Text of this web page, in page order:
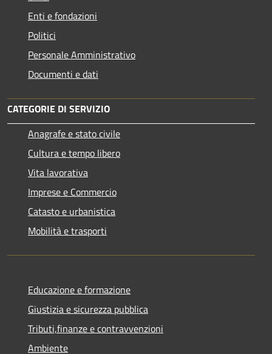
Enti e fondazioni
Politici
Personale Amministrativo
Documenti e dati
CATEGORIE DI SERVIZIO
Anagrafe e stato civile
Cultura e tempo libero
Vita lavorativa
Imprese e Commercio
Catasto e urbanistica
Mobilità e trasporti
Educazione e formazione
Giustizia e sicurezza pubblica
Tributi,finanze e contravvenzioni
Ambiente